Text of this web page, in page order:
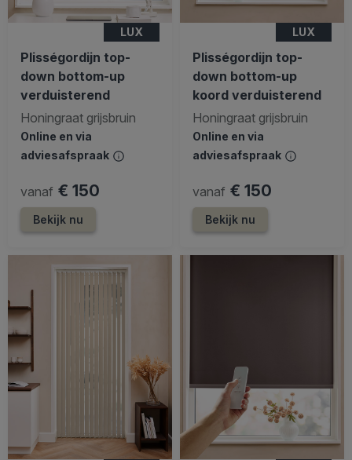
LUX
Plisségordijn top-
down bottom-up
verduisterend
Honingraat grijsbruin
Online en via
adviesafspraak
vanaf € 150
Bekijk nu
LUX
Plisségordijn top-
down bottom-up
koord verduisterend
Honingraat grijsbruin
Online en via
adviesafspraak
vanaf € 150
Bekijk nu